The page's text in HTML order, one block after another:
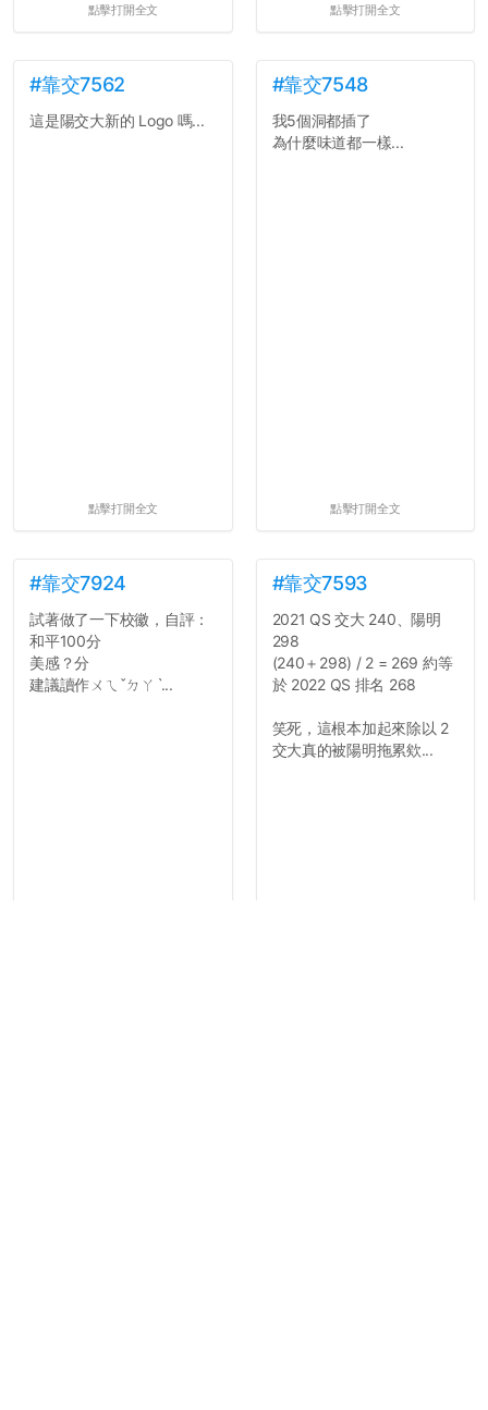
點擊打開全文 點擊打開全文
#靠交7562
這是陽交大新的 Logo 嗎...
點擊打開全文
#靠交7548
我5個洞都插了
為什麼味道都一樣...
點擊打開全文
#靠交7924
試著做了一下校徽，自評：
和平100分
美感？分
建議讀作ㄨㄟˇㄉㄚˋ...
#靠交7593
2021 QS 交大 240、陽明
298
(240＋298) / 2 = 269 約等
於 2022 QS 排名 268
笑死，這根本加起來除以 2
交大真的被陽明拖累欸...